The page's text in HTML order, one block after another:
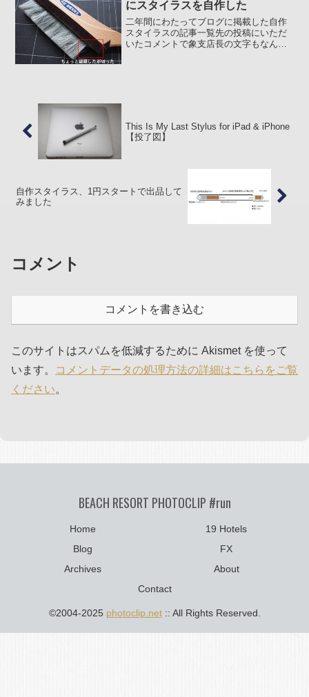
にスタイラスを自作した
二年間にわたってブログに掲載した自作
スタイラスの記事一覧先の投稿にいただ
いたコメントで象支店長の文字もなんか
This Is My Last Stylus for iPad & iPhone
【投了図】
自作スタイラス、1円スタートで出品して
みました
コメント
コメントを書き込む
このサイトはスパムを低減するために Akismet を使って
います。
コメントデータの処理方法の詳細はこちらをご覧
ください。
BEACH RESORT PHOTOCLIP #run
Home
19 Hotels
Blog
FX
Archives
About
Contact
©2004-2025 photoclip.net:: All Rights Reserved.